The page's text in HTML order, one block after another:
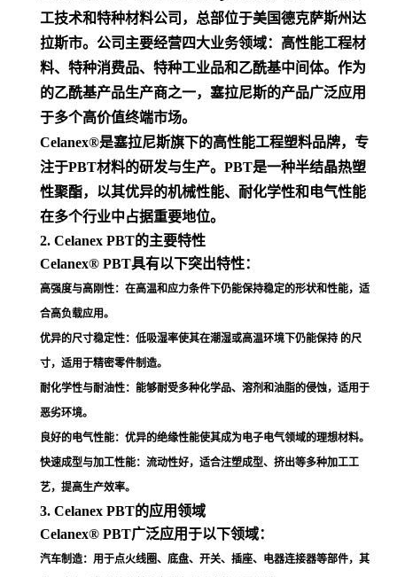
工技术和特种材料公司，总部位于美国德克萨斯州达
拉斯市。公司主要经营四大业务领域：高性能工程材
料、特种消费品、特种工业品和乙酰基中间体。作为
的乙酰基产品生产商之一，塞拉尼斯的产品广泛应用
于多个高价值终端市场。
Celanex®是塞拉尼斯旗下的高性能工程塑料品牌，专
注于PBT材料的研发与生产。PBT是一种半结晶热塑
性聚酯，以其优异的机械性能、耐化学性和电气性能
在多个行业中占据重要地位。
2. Celanex PBT的主要特性
Celanex® PBT具有以下突出特性：
高强度与高刚性：在高温和应力条件下仍能保持稳定的形状和性能，适
合高负载应用。
优异的尺寸稳定性：低吸湿率使其在潮湿或高温环境下仍能保持 的尺
寸，适用于精密零件制造。
耐化学性与耐油性：能够耐受多种化学品、溶剂和油脂的侵蚀，适用于
恶劣环境。
良好的电气性能：优异的绝缘性能使其成为电子电气领域的理想材料。
快速成型与加工性能：流动性好，适合注塑成型、挤出等多种加工工
艺，提高生产效率。
3. Celanex PBT的应用领域
Celanex® PBT广泛应用于以下领域：
汽车制造：用于点火线圈、底盘、开关、插座、电器连接器等部件，其